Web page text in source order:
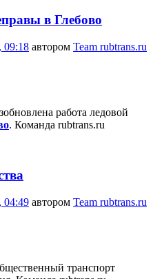
в Глебово
09:18 автором Team rubtrans.ru
работа ледовой
. Команда rubtrans.ru
04:49 автором Team rubtrans.ru
транспорт